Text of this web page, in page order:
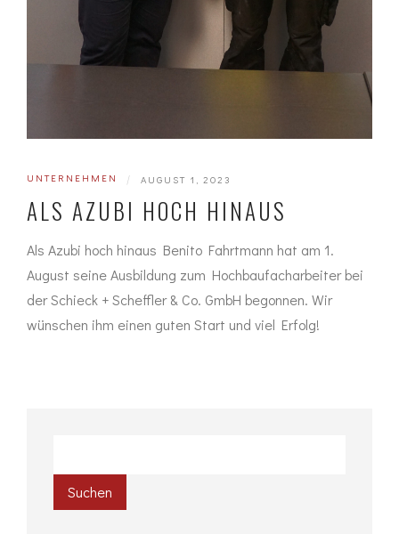
UNTERNEHMEN | AUGUST 1, 2023
ALS AZUBI HOCH HINAUS
Als Azubi hoch hinaus Benito Fahrtmann hat am 1.
August seine Ausbildung zum Hochbaufacharbeiter bei
der Schieck + Scheffler & Co. GmbH begonnen. Wir
wünschen ihm einen guten Start und viel Erfolg!
Suchen